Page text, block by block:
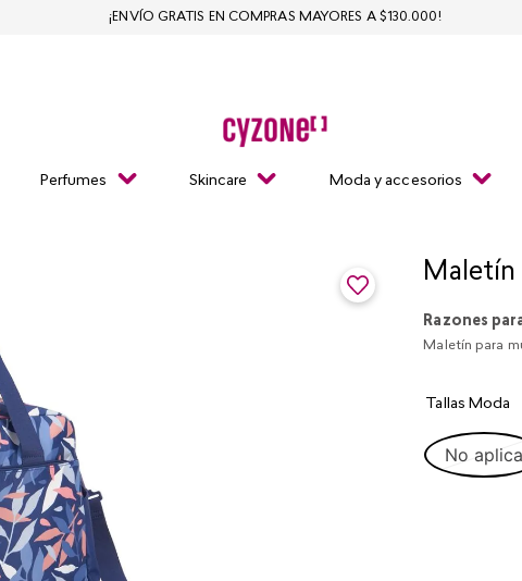
Perfumes Skincare Moda y accesorios
¡ENVÍO GRATIS EN COMPRAS MAYORES A $130.000!
Maletín
Razones
Maletín para
Tallas Moda
No aplica